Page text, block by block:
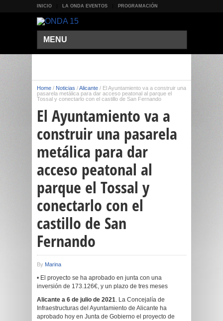
INICIO LA ONDA EVENTOS PROGRAMACIÓN
MENU
Home / Noticias /Alicante / El Ayuntamiento va a construir una
pasarela metálica para dar acceso peatonal al parque el
Tossal y conectarlo con el castillo de San Fernando
El Ayuntamiento va a
construir una pasarela
metálica para dar
acceso peatonal al
parque el Tossal y
conectarlo con el
castillo de San
Fernando
By Marina
• El proyecto se ha aprobado en junta con una
inversión de 173.126€, y un plazo de tres meses
Alicante a 6 de julio de 2021. La Concejalía de
Infraestructuras del Ayuntamiento de Alicante ha
aprobado hoy en Junta de Gobierno el proyecto de